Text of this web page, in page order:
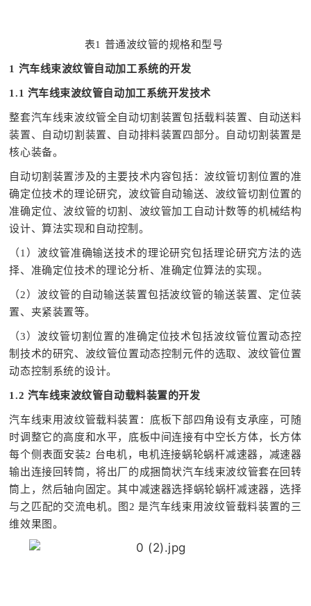
表1 普通波纹管的规格和型号
1 汽车线束波纹管自动加工系统的开发
1.1 汽车线束波纹管自动加工系统开发技术
整套汽车线束波纹管全自动切割装置包括载料装置、自动送料
装置、自动切割装置、自动排料装置四部分。自动切割装置是
核心装备。
自动切割装置涉及的主要技术内容包括：波纹管切割位置的准
确定位技术的理论研究，波纹管自动输送、波纹管切割位置的
准确定位、波纹管的切割、波纹管加工自动计数等的机械结构
设计、算法实现和自动控制。
（1）波纹管准确输送技术的理论研究包括理论研究方法的选
择、准确定位技术的理论分析、准确定位算法的实现。
（2）波纹管的自动输送装置包括波纹管的输送装置、定位装
置、夹紧装置等。
（3）波纹管切割位置的准确定位技术包括波纹管位置动态控
制技术的研究、波纹管位置动态控制元件的选取、波纹管位置
动态控制系统的设计。
1.2 汽车线束波纹管自动载料装置的开发
汽车线束用波纹管载料装置：底板下部四角设有支承座，可随
时调整它的高度和水平，底板中间连接有中空长方体，长方体
每个侧表面安装2 台电机，电机连接蜗轮蜗杆减速器，减速器
输出连接回转筒，将出厂的成捆筒状汽车线束波纹管套在回转
筒上，然后轴向固定。其中减速器选择蜗轮蜗杆减速器，选择
与之匹配的交流电机。图2 是汽车线束用波纹管载料装置的三
维效果图。